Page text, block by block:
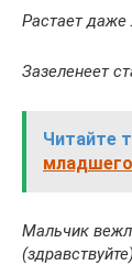
Растает даже
Зазеленеет
Читайте
Мальчик